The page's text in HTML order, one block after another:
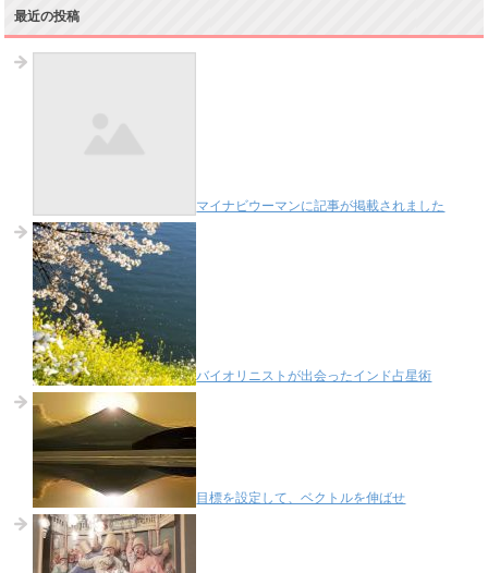
最近の投稿
マイナビウーマンに記事が掲載されました
バイオリニストが出会ったインド占星術
目標を設定して、ベクトルを伸ばせ